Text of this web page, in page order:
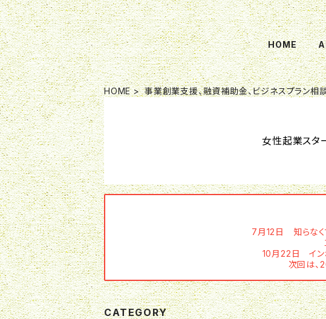
HOME
HOME 事業創業支援、融資補助金、ビジネスプラン相
女性起業スタ
7月12日 知らなく
10月22日 イン
次回は、
CATEGORY